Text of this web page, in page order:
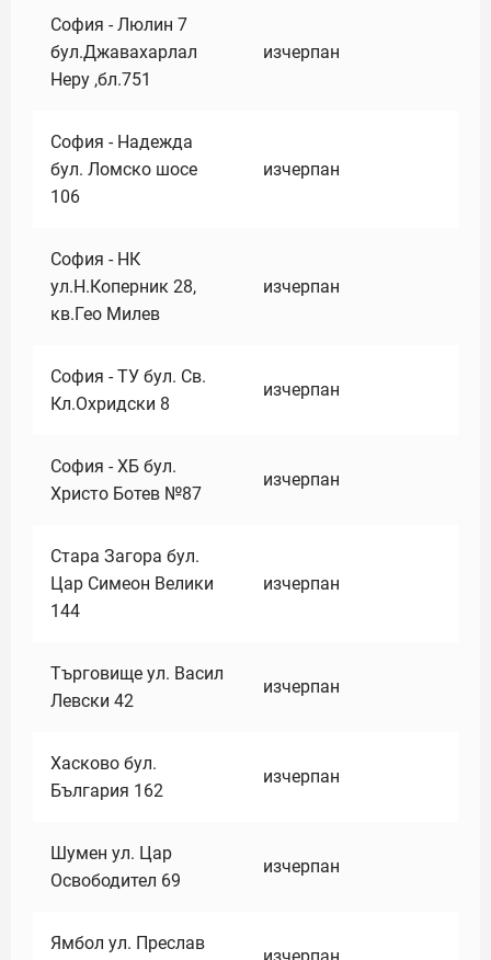
София - Люлин 7
бул.Джавахарлал
Неру ,бл.751
изчерпан
София - Надежда
бул. Ломско шосе
106
изчерпан
София - НК
ул.Н.Коперник 28,
кв.Гео Милев
изчерпан
София - ТУ бул. Св.
Кл.Охридски 8
изчерпан
София - ХБ бул.
Христо Ботев №87
изчерпан
Стара Загора бул.
Цар Симеон Велики
144
изчерпан
Търговище ул. Васил
Левски 42
изчерпан
Хасково бул.
България 162
изчерпан
Шумен ул. Цар
Освободител 69
изчерпан
Ямбол ул. Преслав